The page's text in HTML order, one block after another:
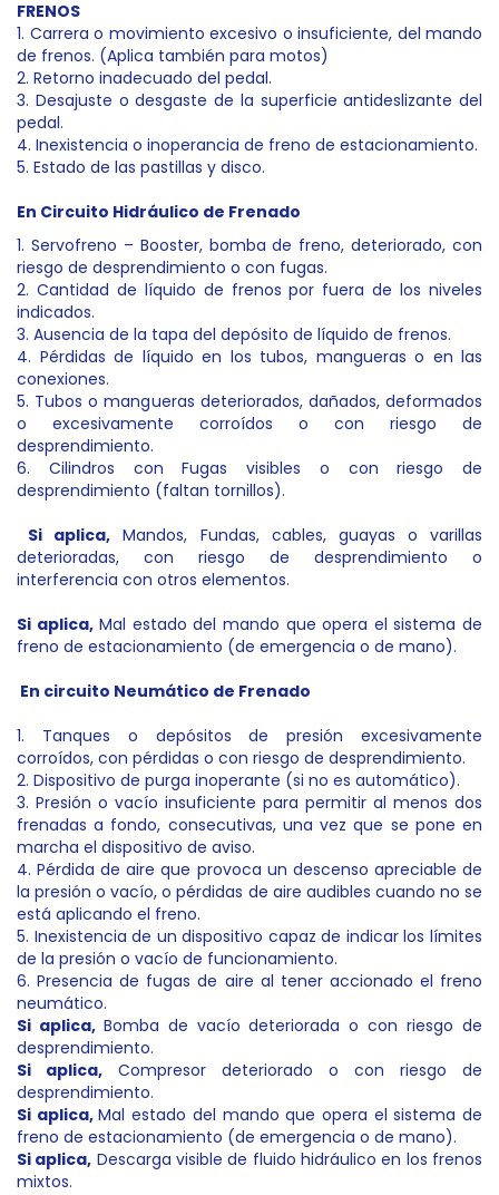
FRENOS
1. Carrera o movimiento excesivo o insuficiente, del mando
de frenos. (Aplica también para motos)
2. Retorno inadecuado del pedal.
3. Desajuste o desgaste de la superficie antideslizante del
pedal.
4. Inexistencia o inoperancia de freno de estacionamiento.
5. Estado de las pastillas y disco.
En Circuito Hidráulico de Frenado
1. Servofreno – Booster, bomba de freno, deteriorado, con
riesgo de desprendimiento o con fugas.
2. Cantidad de líquido de frenos por fuera de los niveles
indicados.
3. Ausencia de la tapa del depósito de líquido de frenos.
4. Pérdidas de líquido en los tubos, mangueras o en las
conexiones.
5. Tubos o mangueras deteriorados, dañados, deformados
o excesivamente corroídos o con riesgo de
desprendimiento.
6. Cilindros con Fugas visibles o con riesgo de
desprendimiento (faltan tornillos).
Si aplica, Mandos, Fundas, cables, guayas o varillas
deterioradas, con riesgo de desprendimiento o
interferencia con otros elementos.
Si aplica,Mal estado del mando que opera el sistema de
freno de estacionamiento (de emergencia o de mano).
En circuito Neumático de Frenado
1. Tanques o depósitos de presión excesivamente
corroídos, con pérdidas o con riesgo de desprendimiento.
2. Dispositivo de purga inoperante (si no es automático).
3. Presión o vacío insuficiente para permitir al menos dos
frenadas a fondo, consecutivas, una vez que se pone en
marcha el dispositivo de aviso.
4. Pérdida de aire que provoca un descenso apreciable de
la presión o vacío, o pérdidas de aire audibles cuando no se
está aplicando el freno.
5. Inexistencia de un dispositivo capaz de indicar los límites
de la presión o vacío de funcionamiento.
6. Presencia de fugas de aire al tener accionado el freno
neumático.
Si aplica, Bomba de vacío deteriorada o con riesgo de
desprendimiento.
Si aplica, Compresor deteriorado o con riesgo de
desprendimiento.
Si aplica,Mal estado del mando que opera el sistema de
freno de estacionamiento (de emergencia o de mano).
Si aplica, Descarga visible de fluido hidráulico en los frenos
mixtos.